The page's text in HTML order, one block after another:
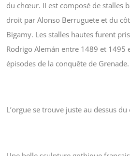
du chœur. II est composé de stalles
droit par Alonso Berruguete et du
Bigamy. Les stalles hautes furent
Rodrigo Alemán entre 1489 et 1495
épisodes de la conquête de Grenade.
L’orgue se trouve juste au dessus